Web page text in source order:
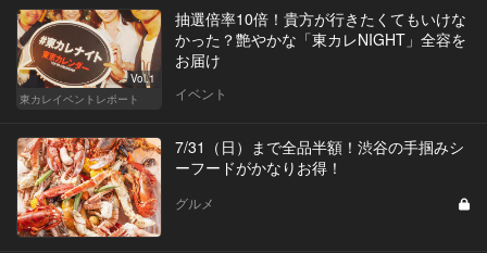
Vol.1
東カレイベントレポート
抽選倍率10倍！貴方が行きたくてもいけな
かった？艶やかな「東カレNIGHT」全容を
お届け
イベント
7/31（日）まで全品半額！渋谷の手掴みシ
ーフードがかなりお得！
グルメ